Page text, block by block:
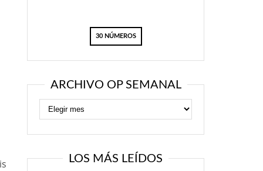
30 NÚMEROS
ARCHIVO OP SEMANAL
LOS MÁS LEÍDOS